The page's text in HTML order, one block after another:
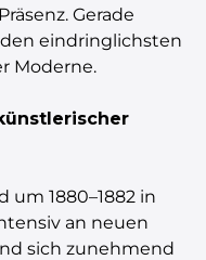
Gerade
eindringlichsten
Moderne.
um 1880–1882 in
an neuen
sich zunehmend